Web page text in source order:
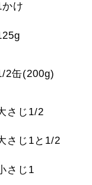
かけ
2缶(200g)
さじ1/2
さじ1と1/2
さじ1